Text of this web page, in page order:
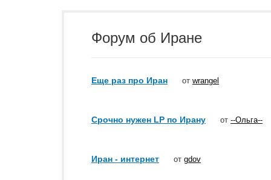
Форум об Иране
Еще раз про Иран от wrangel
Срочно нужен LP по Ирану от --Ольга--
Иран - интернет от gdov